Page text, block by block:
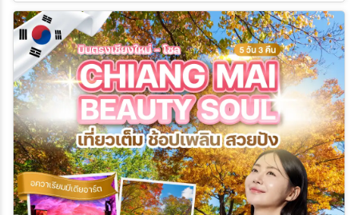
11 ต.ค. 69 - 15 ต.ค. 69
12 ต.ค. 69 - 16 ต.ค. 69
13 ต.ค. 69 - 17 ต.ค. 69
14 ต.ค. 69 - 18 ต.ค. 69
15 ต.ค. 69 - 19 ต.ค. 69
16 ต.ค. 69 - 20 ต.ค. 69
17 ต.ค. 69 - 21 ต.ค. 69
18 ต.ค. 69 - 22 ต.ค. 69
19 ต.ค. 69 - 23 ต.ค. 69
20 ต.ค. 69 - 24 ต.ค. 69
21 ต.ค. 69 - 25 ต.ค. 69
22 ต.ค. 69 - 26 ต.ค. 69
23 ต.ค. 69 - 27 ต.ค. 69
24 ต.ค. 69 - 28 ต.ค. 69
25 ต.ค. 69 - 29 ต.ค. 69
26 ต.ค. 69 - 30 ต.ค. 69
27 ต.ค. 69 - 31 ต.ค. 69
28 ต.ค. 69 - 01 พ.ย. 68
29 ต.ค. 69 - 02 พ.ย. 68
30 ต.ค. 69 - 03 พ.ย. 68
31 ต.ค. 69 - 04 พ.ย. 68
01 พ.ย. 69 - 05 พ.ย. 68
02 พ.ย. 69 - 06 พ.ย. 68
03 พ.ย. 69 - 07 พ.ย. 68